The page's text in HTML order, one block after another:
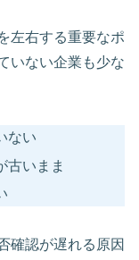
左右する重要なポ
いない企業も少な
ない
古いまま
確認が遅れる原因